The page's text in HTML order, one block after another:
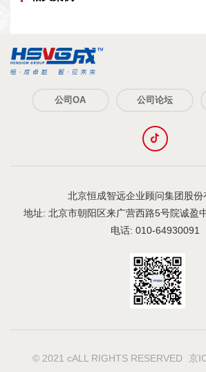
公司OA 公司论坛
北京恒成智远企业顾问集团股份
地址: 北京市朝阳区来广营西路5号院诚盈
电话: 010-64930091
© 2021 cALL RIGHTS RESERVED
京